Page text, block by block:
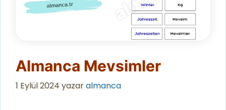
Almanca Mevsimler
1 Eylül 2024yazaralmanca